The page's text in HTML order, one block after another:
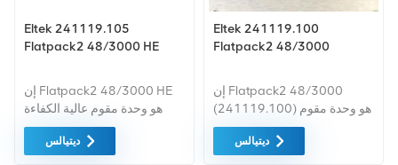
Eltek 241119.105
Flatpack2 48/3000 HE
إن Flatpack2 48/3000 HE
هو وحدة مقوم عالية الكفاءة
(HE) قابلة للتوصيل أثناء
التشغيل مصنعة بواسطة Eltek،
ديتيالس
Eltek 241119.100
Flatpack2 48/3000
إن Flatpack2 48/3000
(241119.100) هو وحدة مقوم
AC-DC عالية الكثافة مصممة
بواسطة Eltek Valere لأنظمة
ديتيالس